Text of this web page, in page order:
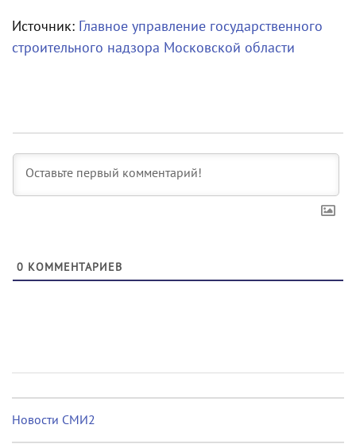
Источник: Главное управление государственного
строительного надзора Московской области
0 КОММЕНТАРИЕВ
Новости СМИ2